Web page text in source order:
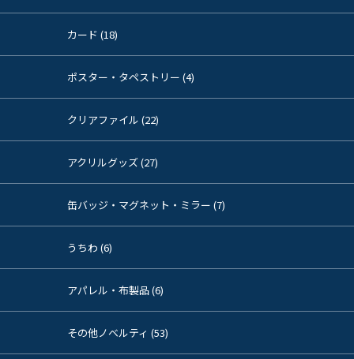
カード (18)
ポスター・タペストリー (4)
クリアファイル (22)
アクリルグッズ (27)
缶バッジ・マグネット・ミラー (7)
うちわ (6)
アパレル・布製品 (6)
その他ノベルティ (53)